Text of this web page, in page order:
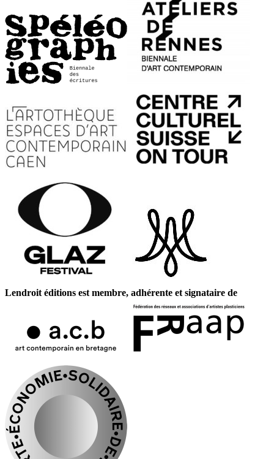
Lendroit éditions est membre, adhérente et signataire de